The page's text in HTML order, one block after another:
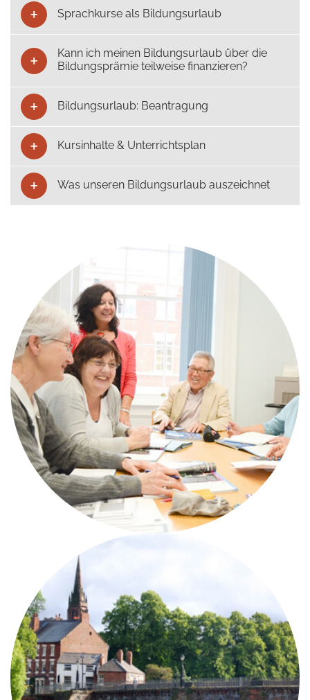
Sprachkurse als Bildungsurlaub
Kann ich meinen Bildungsurlaub über die
Bildungsprämie teilweise finanzieren?
Bildungsurlaub: Beantragung
Kursinhalte & Unterrichtsplan
Was unseren Bildungsurlaub auszeichnet